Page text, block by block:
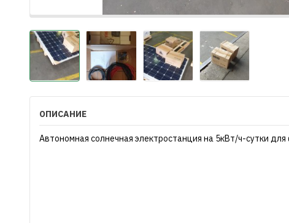
ОПИСАНИЕ
Автономная солнечная электростанция на 5кВт/ч-сутки